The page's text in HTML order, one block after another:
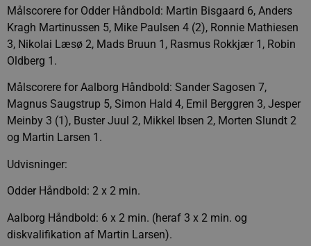
Målscorere for Odder Håndbold: Martin Bisgaard 6, Anders
Kragh Martinussen 5, Mike Paulsen 4 (2), Ronnie Mathiesen
3, Nikolai Læsø 2, Mads Bruun 1, Rasmus Rokkjær 1, Robin
Oldberg 1.
Målscorere for Aalborg Håndbold: Sander Sagosen 7,
Magnus Saugstrup 5, Simon Hald 4, Emil Berggren 3, Jesper
Meinby 3 (1), Buster Juul 2, Mikkel Ibsen 2, Morten Slundt 2
og Martin Larsen 1.
Udvisninger:
Odder Håndbold: 2 x 2 min.
Aalborg Håndbold: 6 x 2 min. (heraf 3 x 2 min. og
diskvalifikation af Martin Larsen).